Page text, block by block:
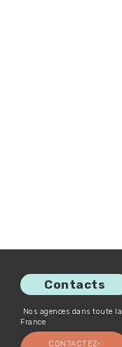
Contacts
Nos agences dans toute la
France
CONTACTEZ-